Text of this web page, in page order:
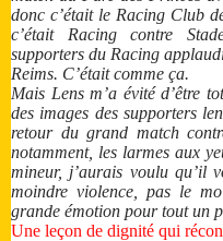
donc c’était le Racing Club
c’était Racing contre
supporters du Racing
Reims. C’était comme ça.
Mais Lens m’a évité d’être
des images des supporters
retour du grand match
notamment, les larmes aux
mineur, j’aurais voulu qu’il
moindre violence, pas le
grande émotion pour tout un
Une leçon de dignité qui